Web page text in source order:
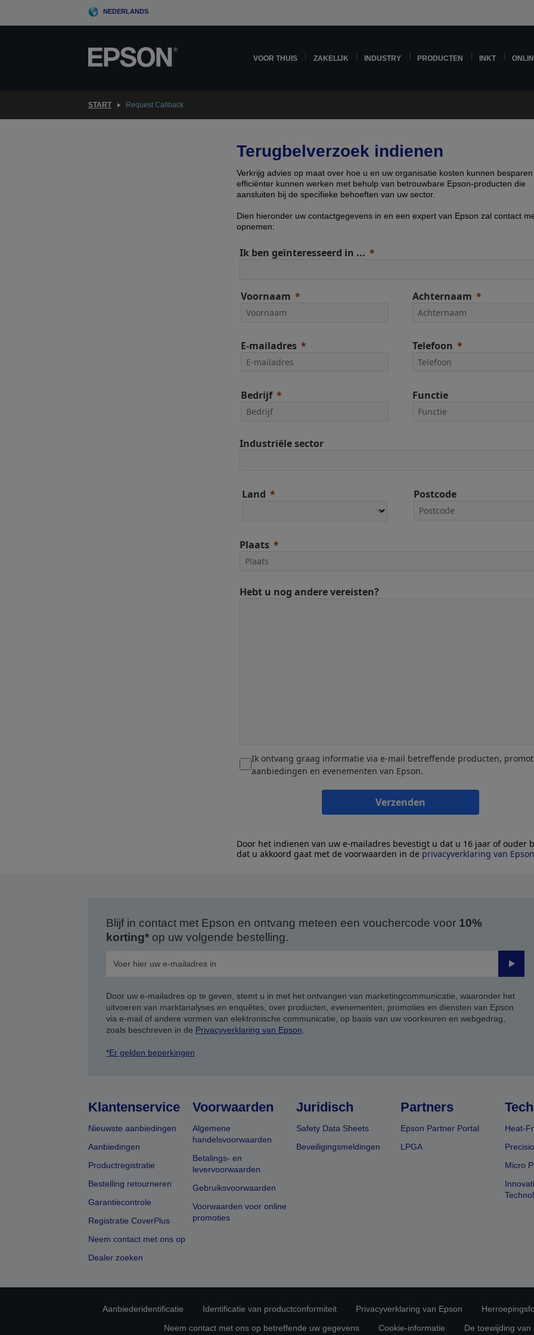
NEDERLANDS
VOOR THUIS ZAKELIJK INDUSTRY PRODUCTEN INKT
START Request Callback
Terugbelverzoek indienen
Verkrijg advies op maat over hoe u en uw organisatie kosten kunnen
efficiënter kunnen werken met behulp van betrouwbare Epson-producten die
aansluiten bij de specifieke behoeften van uw sector.
Dien hieronder uw contactgegevens in en een expert van Epson zal contact
opnemen:
Ik ben geïnteresseerd in ...
Voornaam Achternaam
E-mailadres Telefoon
Bedrijf Functie
Industriële sector
Land Postcode
Plaats
Hebt u nog andere vereisten?
Ik ontvang graag informatie via e-mail betreffende producten,
aanbiedingen en evenementen van Epson.
Verzenden
Door het indienen van uw e-mailadres bevestigt u dat u 16 jaar of ouder
dat u akkoord gaat met de voorwaarden in de privacyverklaring van Epson
Blijf in contact met Epson en ontvang meteen een vouchercode voor 10%
korting*op uw volgende bestelling.
Door uw e-mailadres op te geven, stemt u in met het ontvangen van marketingcommunicatie, waaronder het
uitvoeren van marktanalyses en enquêtes, over producten, evenementen, promoties en diensten van Epson
via e-mail of andere vormen van elektronische communicatie, op basis van uw voorkeuren en webgedrag,
zoals beschreven in de Privacyverklaring van Epson
*Er gelden beperkingen
Klantenservice
Nieuwste aanbiedingen
Aanbiedingen
Productregistratie
Bestelling retourneren
Garantiecontrole
Registratie CoverPlus
Neem contact met ons op
Dealer zoeken
Voorwaarden
Algemene
handelsvoorwaarden
Betalings- en
levervoorwaarden
Gebruiksvoorwaarden
Voorwaarden voor online
promoties
Juridisch
Safety Data Sheets
Beveiligingsmeldingen
Partners
Epson Partner Portal
LPGA
Heat-
Micro
Aanbiederidentificatie Identificatie van productconformiteit Privacyverklaring van Epson
Neem contact met ons op betreffende uw gegevens
Cookie-informatie De toewijding